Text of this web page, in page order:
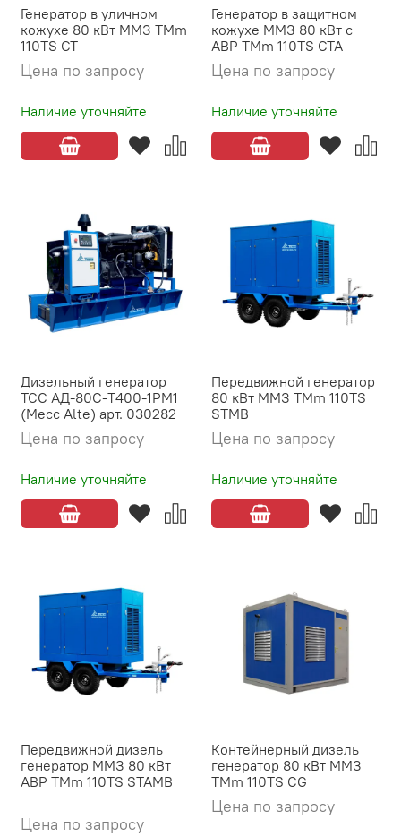
Генератор в уличном
кожухе 80 кВт ММЗ TMm
110TS CT
Наличие уточняйте
Цена по запросу
Генератор в защитном
кожухе ММЗ 80 кВт с
АВР TMm 110TS CTA
Наличие уточняйте
Цена по запросу
Дизельный генератор
ТСС АД-80С-Т400-1РМ1
(Mecc Alte) арт. 030282
Наличие уточняйте
Цена по запросу
Передвижной генератор
80 кВт ММЗ TMm 110TS
STMB
Наличие уточняйте
Цена по запросу
Передвижной дизель
генератор ММЗ 80 кВт
АВР TMm 110TS STAMB
Цена по запросу
Контейнерный дизель
генератор 80 кВт ММЗ
TMm 110TS CG
Цена по запросу